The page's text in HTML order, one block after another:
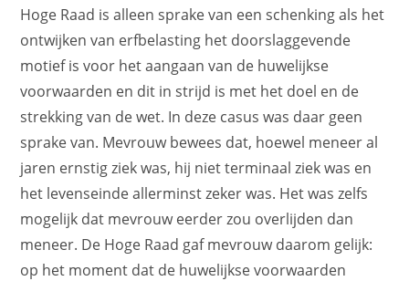
Hoge Raad is alleen sprake van een schenking als het
ontwijken van erfbelasting het doorslaggevende
motief is voor het aangaan van de huwelijkse
voorwaarden en dit in strijd is met het doel en de
strekking van de wet. In deze casus was daar geen
sprake van. Mevrouw bewees dat, hoewel meneer al
jaren ernstig ziek was, hij niet terminaal ziek was en
het levenseinde allerminst zeker was. Het was zelfs
mogelijk dat mevrouw eerder zou overlijden dan
meneer. De Hoge Raad gaf mevrouw daarom gelijk:
op het moment dat de huwelijkse voorwaarden